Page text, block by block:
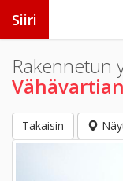
Siiri
Rakennetun
Takaisin